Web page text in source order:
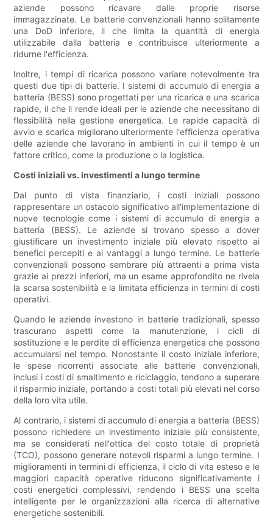
aziende possono ricavare dalle proprie risorse
immagazzinate. Le batterie convenzionali hanno solitamente
una DoD inferiore, il che limita la quantità di energia
utilizzabile dalla batteria e contribuisce ulteriormente a
ridurne l'efficienza.
Inoltre, i tempi di ricarica possono variare notevolmente tra
questi due tipi di batterie. I sistemi di accumulo di energia a
batteria (BESS) sono progettati per una ricarica e una scarica
rapide, il che li rende ideali per le aziende che necessitano di
flessibilità nella gestione energetica. Le rapide capacità di
avvio e scarica migliorano ulteriormente l'efficienza operativa
delle aziende che lavorano in ambienti in cui il tempo è un
fattore critico, come la produzione o la logistica.
Costi iniziali vs. investimenti a lungo termine
Dal punto di vista finanziario, i costi iniziali possono
rappresentare un ostacolo significativo all'implementazione di
nuove tecnologie come i sistemi di accumulo di energia a
batteria (BESS). Le aziende si trovano spesso a dover
giustificare un investimento iniziale più elevato rispetto ai
benefici percepiti e ai vantaggi a lungo termine. Le batterie
convenzionali possono sembrare più attraenti a prima vista
grazie ai prezzi inferiori, ma un esame approfondito ne rivela
la scarsa sostenibilità e la limitata efficienza in termini di costi
operativi.
Quando le aziende investono in batterie tradizionali, spesso
trascurano aspetti come la manutenzione, i cicli di
sostituzione e le perdite di efficienza energetica che possono
accumularsi nel tempo. Nonostante il costo iniziale inferiore,
le spese ricorrenti associate alle batterie convenzionali,
inclusi i costi di smaltimento e riciclaggio, tendono a superare
il risparmio iniziale, portando a costi totali più elevati nel corso
della loro vita utile.
Al contrario, i sistemi di accumulo di energia a batteria (BESS)
possono richiedere un investimento iniziale più consistente,
ma se considerati nell'ottica del costo totale di proprietà
(TCO), possono generare notevoli risparmi a lungo termine. I
miglioramenti in termini di efficienza, il ciclo di vita esteso e le
maggiori capacità operative riducono significativamente i
costi energetici complessivi, rendendo i BESS una scelta
intelligente per le organizzazioni alla ricerca di alternative
energetiche sostenibili.